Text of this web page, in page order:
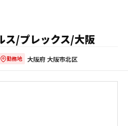
ス/プレックス/大阪
勤務地 大阪府 大阪市北区